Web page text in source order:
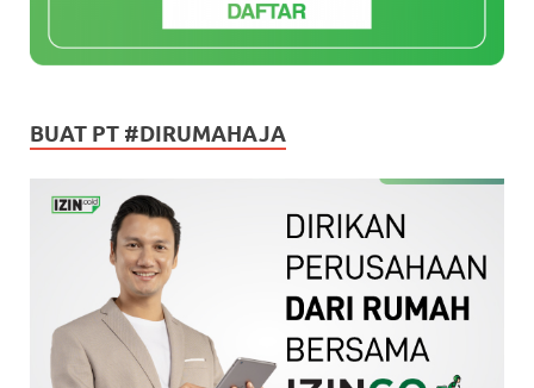
BUAT PT #DIRUMAHAJA